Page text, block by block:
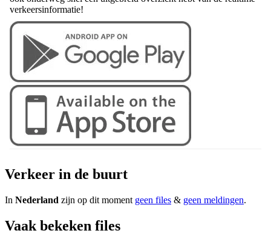
verkeersinformatie!
Verkeer in de buurt
In Nederland zijn op dit moment geen files & geen meldingen.
Vaak bekeken files